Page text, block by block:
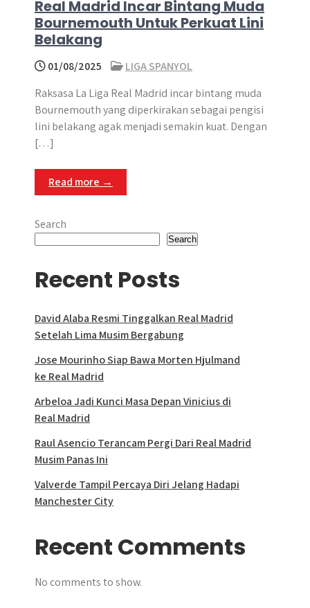
Real Madrid Incar Bintang Muda
Bournemouth Untuk Perkuat Lini
Belakang
01/08/2025
LIGA SPANYOL
Raksasa La Liga Real Madrid incar bintang muda
Bournemouth yang diperkirakan sebagai pengisi
lini belakang agak menjadi semakin kuat. Dengan
[…]
Read more →
Search
Search
Recent Posts
David Alaba Resmi Tinggalkan Real Madrid
Setelah Lima Musim Bergabung
Jose Mourinho Siap Bawa Morten Hjulmand
ke Real Madrid
Arbeloa Jadi Kunci Masa Depan Vinicius di
Real Madrid
Raul Asencio Terancam Pergi Dari Real Madrid
Musim Panas Ini
Valverde Tampil Percaya Diri Jelang Hadapi
Manchester City
Recent Comments
No comments to show.